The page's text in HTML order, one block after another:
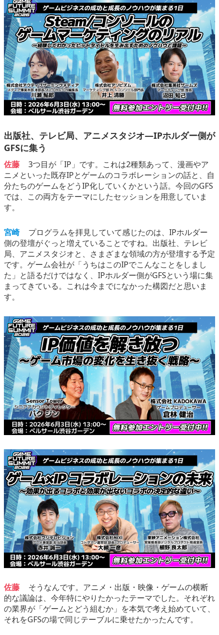
出版社、テレビ局、アニメスタジオ―IPホルダー側が
GFSに集う
佐藤
3つ目が「IP」です。これは2種類あって、漫画やア
ニメといった既存IPとゲームのコラボレーションの話と、自
分たちのゲームをどうIP化していくかという話。今回のGFS
では、この両方をテーマにしたセッションを用意していま
す。
宮崎
プログラムを拝見していて感じたのは、IPホルダー
側の登壇がぐっと増えていることですね。出版社、テレビ
局、アニメスタジオと、さまざまな領域の方が登壇する予定
です。ゲーム会社が「うちはこのIPでこんなことをしまし
た」と語るだけではなく、IPホルダー側がGFSという場に集
まってきている。これは今までになかった構図だと思いま
す。
佐藤
そうなんです。アニメ・出版・映像・ゲームの横断
的な議論は、今年特にやりたかったテーマでした。それぞれ
の業界が「ゲームとどう組むか」を本気で考え始めていて、
それをGFSの場で同じテーブルに乗せたかったんです。